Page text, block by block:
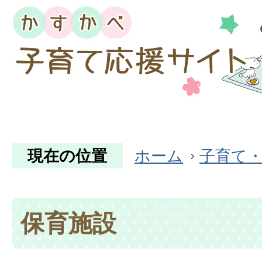
現在の位置 ホーム 子育て
保育施設